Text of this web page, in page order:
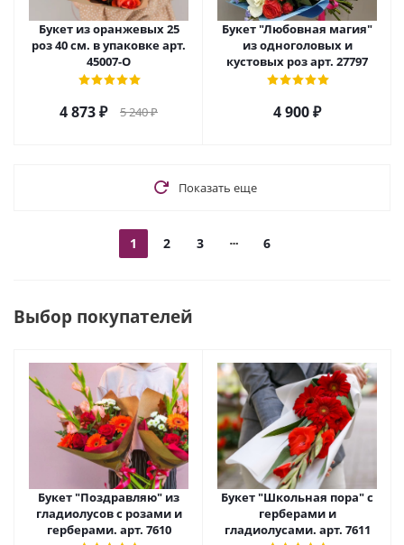
Букет из оранжевых 25
роз 40 см. в упаковке арт.
45007-О
4 873₽ 5 240₽
Букет "Любовная магия"
из одноголовых и
кустовых роз арт. 27797
4 900₽
Показать еще
1 2 3 6
Выбор покупателей
Букет "Поздравляю" из
гладиолусов с розами и
герберами. арт. 7610
Букет "Школьная пора" с
герберами и
гладиолусами. арт. 7611